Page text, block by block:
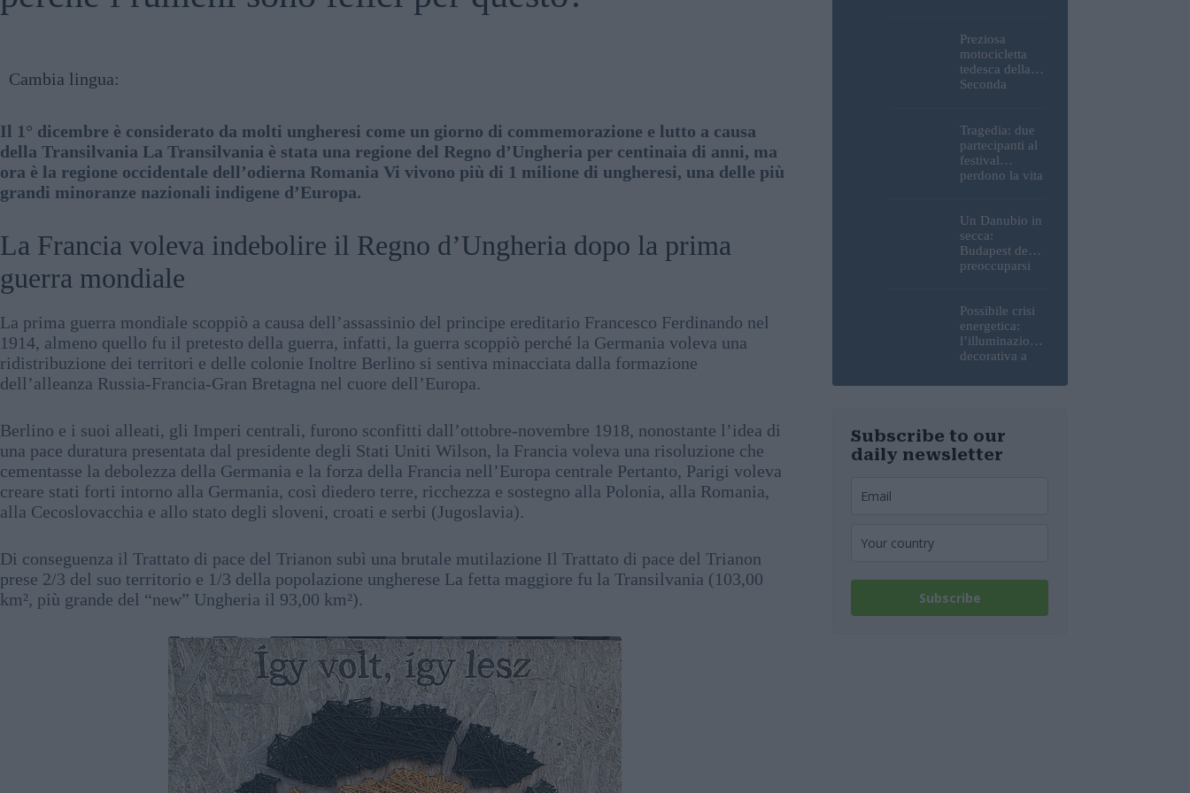
Cambia lingua:
Il 1° dicembre è considerato da molti ungheresi come un giorno di commemorazione e lutto a causa
della Transilvania La Transilvania è stata una regione del Regno d’Ungheria per centinaia di anni, ma
ora è la regione occidentale dell’odierna Romania Vi vivono più di 1 milione di ungheresi, una delle più
grandi minoranze nazionali indigene d’Europa.
La Francia voleva indebolire il Regno d’Ungheria dopo la prima
guerra mondiale
La prima guerra mondiale scoppiò a causa dell’assassinio del principe ereditario Francesco Ferdinando nel
1914, almeno quello fu il pretesto della guerra, infatti, la guerra scoppiò perché la Germania voleva una
ridistribuzione dei territori e delle colonie Inoltre Berlino si sentiva minacciata dalla formazione
dell’alleanza Russia-Francia-Gran Bretagna nel cuore dell’Europa.
Berlino e i suoi alleati, gli Imperi centrali, furono sconfitti dall’ottobre-novembre 1918, nonostante l’idea di
una pace duratura presentata dal presidente degli Stati Uniti Wilson, la Francia voleva una risoluzione che
cementasse la debolezza della Germania e la forza della Francia nell’Europa centrale Pertanto, Parigi voleva
creare stati forti intorno alla Germania, così diedero terre, ricchezza e sostegno alla Polonia, alla Romania,
alla Cecoslovacchia e allo stato degli sloveni, croati e serbi (Jugoslavia).
Di conseguenza il Trattato di pace del Trianon subì una brutale mutilazione Il Trattato di pace del Trianon
prese 2/3 del suo territorio e 1/3 della popolazione ungherese La fetta maggiore fu la Transilvania (103,00
km², più grande del “new” Ungheria il 93,00 km²).
Buda e della
Cittadella
verranno
spente
Preziosa
motocicletta
tedesca della
Seconda
umani ed
esplosivi
recuperati dal
Danubio a
Tragedia: due
partecipanti al
festival
perdono la vita
Ungheria
Un Danubio in
secca:
Budapest deve
preoccuparsi
mento idrico?
Un esperto
mette in luce
un fatto
Possibile crisi
energetica:
l’illuminazione
decorativa a
potrebbe essere
Subscribe to our
daily newsletter
Subscribe